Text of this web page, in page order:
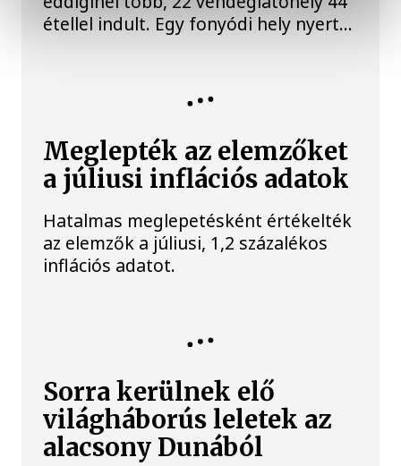
étellel indult. Egy fonyódi hely nyert...
Meglepték az elemzőket
a júliusi inflációs adatok
Hatalmas meglepetésként értékelték
az elemzők a júliusi, 1,2 százalékos
inflációs adatot.
Sorra kerülnek elő
világháborús leletek az
alacsony Dunából